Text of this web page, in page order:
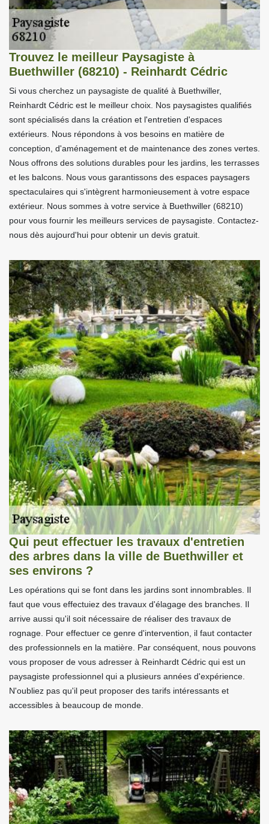
Trouvez le meilleur Paysagiste à
Buethwiller (68210) - Reinhardt Cédric
Si vous cherchez un paysagiste de qualité à Buethwiller,
Reinhardt Cédric est le meilleur choix. Nos paysagistes qualifiés
sont spécialisés dans la création et l'entretien d'espaces
extérieurs. Nous répondons à vos besoins en matière de
conception, d'aménagement et de maintenance des zones vertes.
Nous offrons des solutions durables pour les jardins, les terrasses
et les balcons. Nous vous garantissons des espaces paysagers
spectaculaires qui s'intègrent harmonieusement à votre espace
extérieur. Nous sommes à votre service à Buethwiller (68210)
pour vous fournir les meilleurs services de paysagiste. Contactez-
nous dès aujourd'hui pour obtenir un devis gratuit.
Qui peut effectuer les travaux d'entretien
des arbres dans la ville de Buethwiller et
ses environs ?
Les opérations qui se font dans les jardins sont innombrables. Il
faut que vous effectuiez des travaux d'élagage des branches. Il
arrive aussi qu'il soit nécessaire de réaliser des travaux de
rognage. Pour effectuer ce genre d'intervention, il faut contacter
des professionnels en la matière. Par conséquent, nous pouvons
vous proposer de vous adresser à Reinhardt Cédric qui est un
paysagiste professionnel qui a plusieurs années d'expérience.
N'oubliez pas qu'il peut proposer des tarifs intéressants et
accessibles à beaucoup de monde.